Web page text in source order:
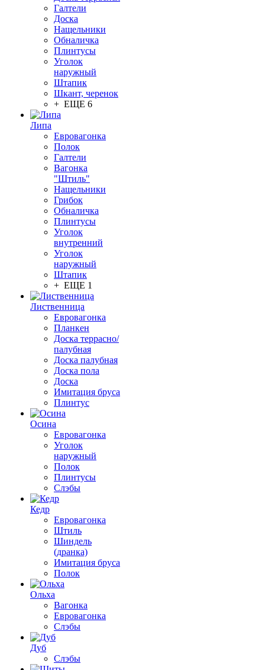
Галтели
Доска
Нащельники
Обналичка
Плинтусы
Уголок
наружный
Штапик
Шкант, черенок
+ ЕЩЕ 6
Липа
Евровагонка
Полок
Галтели
Вагонка
"Штиль"
Нащельники
Грибок
Обналичка
Плинтусы
Уголок
внутренний
Уголок
наружный
Штапик
+ ЕЩЕ 1
Лиственница
Евровагонка
Планкен
Доска террасно/
палубная
Доска палубная
Доска пола
Доска
Имитация бруса
Плинтус
Осина
Евровагонка
Уголок
наружный
Полок
Плинтусы
Слэбы
Кедр
Евровагонка
Штиль
Шиндель
(дранка)
Имитация бруса
Полок
Ольха
Вагонка
Евровагонка
Слэбы
Дуб
Слэбы